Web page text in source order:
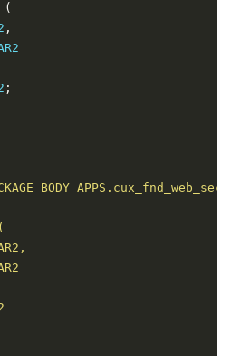
(
,
;
BODY APPS.cux_fnd_web_sec